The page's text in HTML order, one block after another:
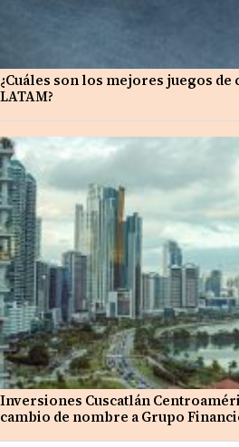
¿Cuáles son los mejores juegos de
LATAM?
Inversiones Cuscatlán
cambio de nombre a Grupo